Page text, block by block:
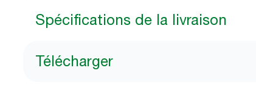
Spécifications de la livraison
Télécharger